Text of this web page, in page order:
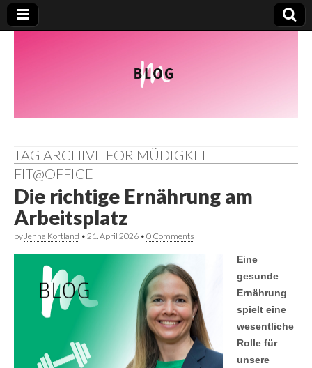
TAG ARCHIVE FOR MÜDIGKEIT
FIT@OFFICE
Die richtige Ernährung am
Arbeitsplatz
byJenna Kortland • 21. April 2026 • 0 Comments
Eine
gesunde
Ernährung
spielt eine
wesentliche
Rolle für
unsere